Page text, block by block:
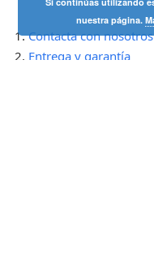
Contacta con nosotros
Entrega y garantía
nuestra página.